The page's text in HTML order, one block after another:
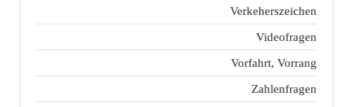
Verkeherszeichen
Videofragen
Vorfahrt, Vorrang
Zahlenfragen